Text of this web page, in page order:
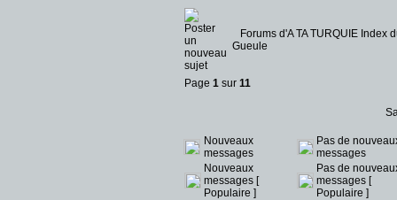
Forums d'A TA TURQUIE Index
Gueule
Page 1 sur 11
Nouveaux
messages
Pas de
messages
Nouveaux
messages [
Populaire ]
Pas de
messages [
Populaire ]